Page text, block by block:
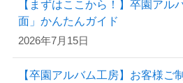
【まずはここから！】卒園アル
面」かんたんガイド
2026年7月15日
【卒園アルバム工房】お客様ご